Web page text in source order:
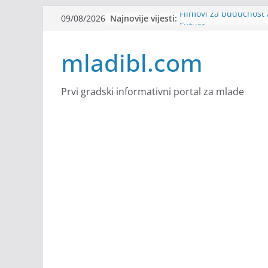
09/08/2026 Najnovije vijesti: Filmovi za budućnost
Dijaspora Servis
Stomatologija
mladibl.com
Prvi gradski informativni portal za mlade